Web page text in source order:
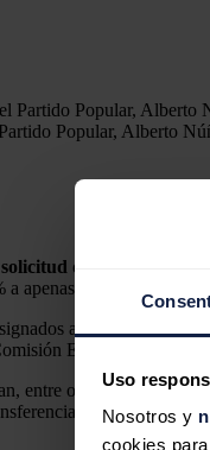
Uso
Nosotros y
cookies
Popular, Alberto
de
apenas cuatro meses de
a España
Europea para
entre otros puntos, que
no